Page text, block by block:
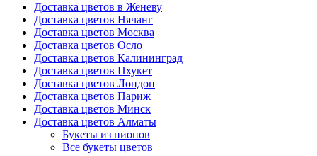
Доставка цветов в Женеву
Доставка цветов Нячанг
Доставка цветов Москва
Доставка цветов Осло
Доставка цветов Калининград
Доставка цветов Пхукет
Доставка цветов Лондон
Доставка цветов Париж
Доставка цветов Минск
Доставка цветов Алматы
Букеты из пионов
Все букеты цветов